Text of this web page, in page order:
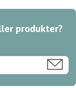
produkter?